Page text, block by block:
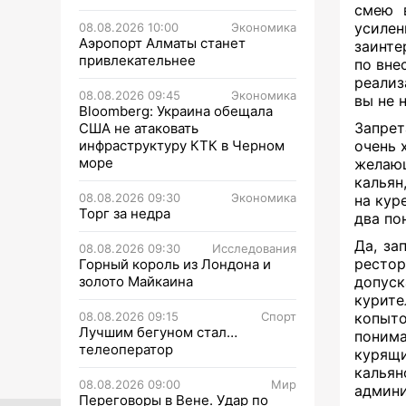
08.08.2026 10:00 Экономика
Аэропорт Алматы станет
привлекательнее
08.08.2026 09:45 Экономика
Bloomberg: Украина обещала
США не атаковать
инфраструктуру КТК в Черном
море
08.08.2026 09:30 Экономика
Торг за недра
08.08.2026 09:30 Исследования
Горный король из Лондона и
золото Майкаина
08.08.2026 09:15 Спорт
Лучшим бегуном стал…
телеоператор
08.08.2026 09:00 Мир
Переговоры в Вене. Удар по
смею
по
вы не
очень
на
два
Да,